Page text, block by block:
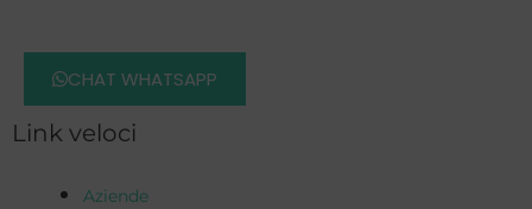
CHAT WHATSAPP
Link veloci
Aziende